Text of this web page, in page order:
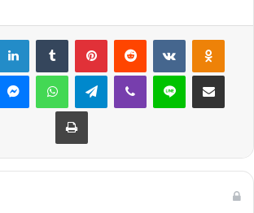
LinkedInTumblr PinterestReddit VKontakte
MessengerWhatsAppTelegramViber Line E-Posta ile
Yazdır